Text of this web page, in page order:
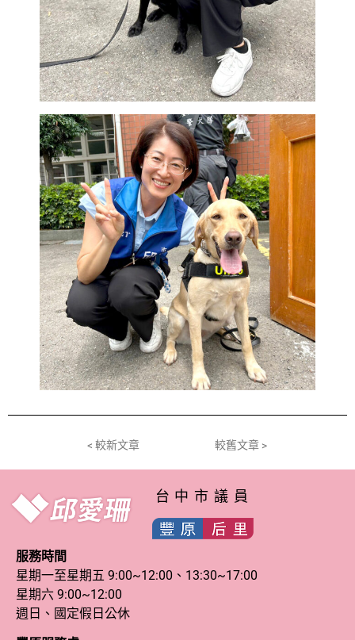
< 較新文章 較舊文章 >
台中市議員
服務時間
星期一至星期五 9:00~12:00、13:30~17:00
星期六 9:00~12:00
週日、國定假日公休